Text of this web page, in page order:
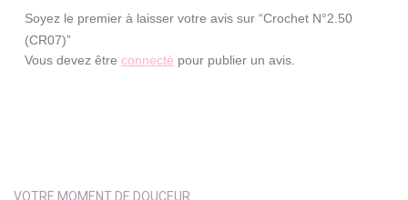
Soyez le premier à laisser votre avis sur “Crochet N°2.50
(CR07)”
Vous devez être connecté pour publier un avis.
VOTRE MOMENT DE DOUCEUR